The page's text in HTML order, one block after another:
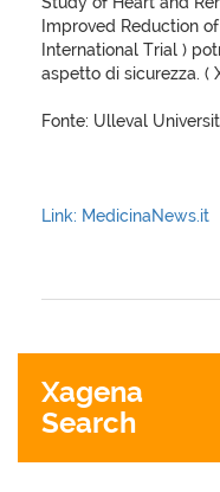
Improved Reduction
International Trial )
aspetto di sicurezza. (
Fonte: Ulleval
Link: MedicinaNews.it
Xagena
Search